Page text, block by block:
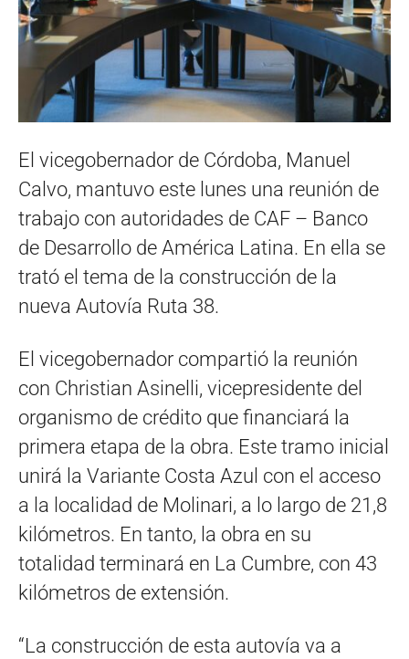
El vicegobernador de Córdoba, Manuel
Calvo, mantuvo este lunes una reunión de
trabajo con autoridades de CAF – Banco
de Desarrollo de América Latina. En ella se
trató el tema de la construcción de la
nueva Autovía Ruta 38.
El vicegobernador compartió la reunión
con Christian Asinelli, vicepresidente del
organismo de crédito que financiará la
primera etapa de la obra. Este tramo inicial
unirá la Variante Costa Azul con el acceso
a la localidad de Molinari, a lo largo de 21,8
kilómetros. En tanto, la obra en su
totalidad terminará en La Cumbre, con 43
kilómetros de extensión.
“La construcción de esta autovía va a